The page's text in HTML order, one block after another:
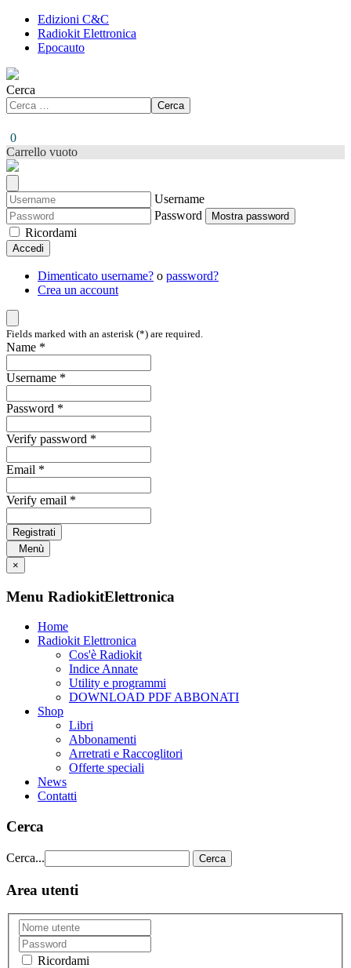
Edizioni C&C
Radiokit Elettronica
Epocauto
Cerca
Cerca
0
Carrello vuoto
Username
Password
Mostra password
Ricordami
Accedi
Dimenticato username? o password?
Crea un account
Fields marked with an asterisk (*) are required.
Name *
Username *
Password *
Verify password *
Email *
Verify email *
Registrati
Menù
×
Menu RadiokitElettronica
Home
Radiokit Elettronica
Cos'è Radiokit
Indice Annate
Utility e programmi
DOWNLOAD PDF ABBONATI
Shop
Libri
Abbonamenti
Arretrati e Raccoglitori
Offerte speciali
News
Contatti
Cerca
Cerca... Cerca
Area utenti
Ricordami